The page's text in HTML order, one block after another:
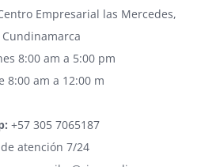
Empresarial las Mercedes,
8:00 am a 5:00 pm
8:00 am a 12:00 m
+57 305 7065187
atención 7/24